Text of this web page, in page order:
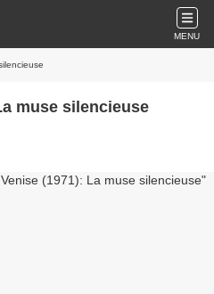
MENU
muse silencieuse